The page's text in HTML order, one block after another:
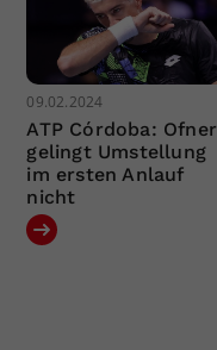
09.02.2024
ATP Córdoba: Ofner
gelingt Umstellung
im ersten Anlauf
nicht